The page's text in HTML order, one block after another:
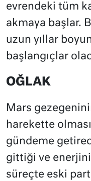
evrendeki tüm
akmaya başlar.
uzun yıllar
başlangıçlar
OĞLAK
Mars
harekette
gündeme
gittiği ve
süreçte eski